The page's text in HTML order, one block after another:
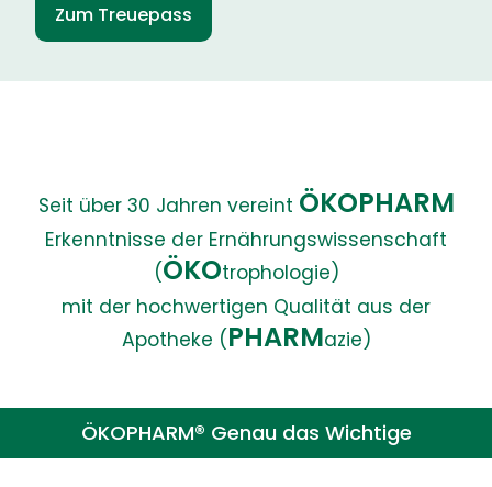
Zum Treuepass
Seit über 30 Jahren vereint ÖKOPHARM
Erkenntnisse der Ernährungswissenschaft
(ÖKOtrophologie)
mit der hochwertigen Qualität aus der
Apotheke (PHARMazie)
ÖKOPHARM® Genau das Wichtige